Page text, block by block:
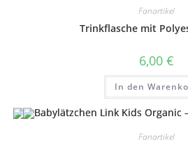
Fanartikel
Trinkflasche mit
6,00 €
In den
Fanartikel